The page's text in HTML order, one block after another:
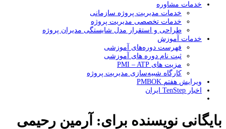
خدمات مشاوره
خدمات مدیریت پروژه سازمانی
خدمات تخصصی مدیریت پروژه
طراحی و استقرار مدل شایستگی مدیران پروژه
خدمات آموزش
فهرست دوره‌های آموزشی
ثبت نام دوره های آموزشی
مزیت های PMI – ATP
کارگاه شبیه‌سازی مدیریت پروژه
ویرایش هفتم PMBOK
اخبار TenStep ایران
بایگانی نویسنده برای: آرمین رحیمی